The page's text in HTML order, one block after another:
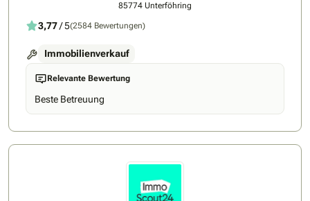
85774 Unterföhring
3,77/ 5(2584 Bewertungen)
Immobilienverkauf
Relevante Bewertung
Beste Betreuung